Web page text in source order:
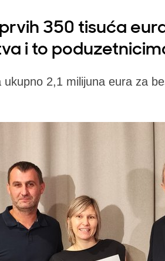
350 tisuća
i to
ukupno 2,1 milijuna eura za